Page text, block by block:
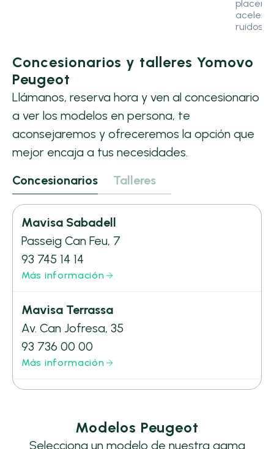
placer
ruidos,
Concesionarios y talleres Yomovo
Peugeot
Llámanos, reserva hora y ven al concesionario
a ver los modelos en persona, te
aconsejaremos y ofreceremos la opción que
mejor encaja a tus necesidades.
Concesionarios
Talleres
Mavisa Sabadell
Passeig Can Feu, 7
93 745 14 14
Más información
Mavisa Terrassa
Av. Can Jofresa, 35
93 736 00 00
Más información
Modelos Peugeot
Selecciona un modelo de nuestra gama